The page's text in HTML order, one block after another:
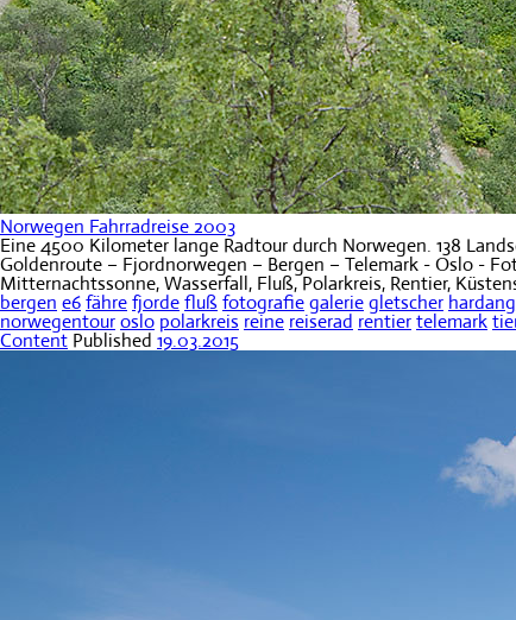
Norwegen Fahrradreise 2003
Eine 4500 Kilometer lange Radtour durch Norwegen. 138
Goldenroute – Fjordnorwegen – Bergen – Telemark - Oslo -
Mitternachtssonne, Wasserfall, Fluß, Polarkreis, Rentier,
bergen e6fährefjordeflußfotografiegaleriegletscher
norwegentouroslo polarkreis reine reiserad rentiertelemark
Content Published 19.03.2015